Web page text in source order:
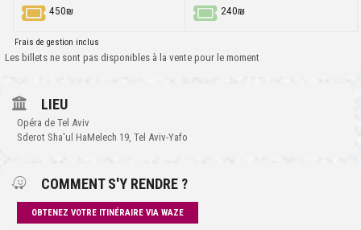
450₪ 240₪
Frais de gestion inclus
Les billets ne sont pas disponibles à la vente pour le moment
LIEU
Opéra de Tel Aviv
Sderot Sha'ul HaMelech 19, Tel Aviv-Yafo
COMMENT S'Y RENDRE ?
OBTENEZ VOTRE ITINÉRAIRE VIA WAZE